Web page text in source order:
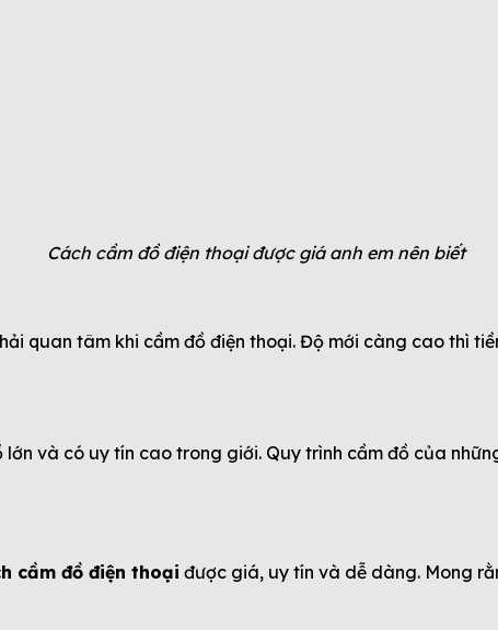
Cách cầm đồ điện thoại được giá anh em nên biết
quan tâm khi cầm đồ điện thoại. Độ mới càng cao thì
và có uy tín cao trong giới. Quy trình cầm đồ của
cầm đồ điện thoại được giá, uy tín và dễ dàng. Mong